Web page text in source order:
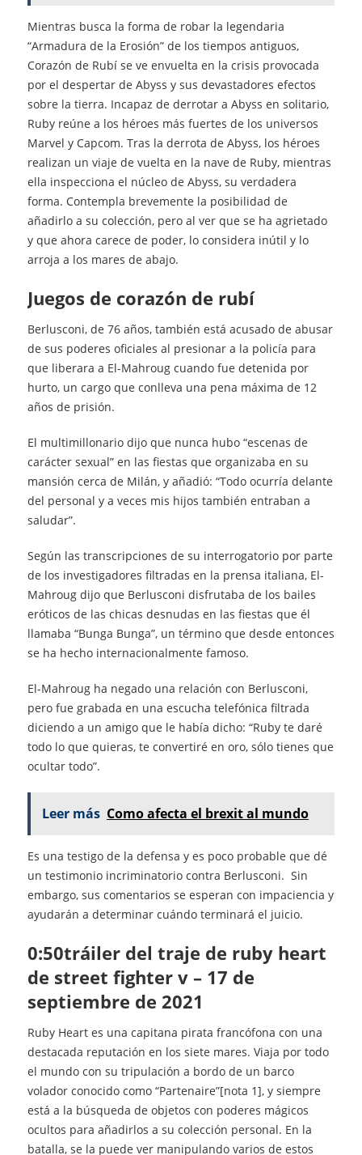
Mientras busca la forma de robar la legendaria
“Armadura de la Erosión” de los tiempos antiguos,
Corazón de Rubí se ve envuelta en la crisis provocada
por el despertar de Abyss y sus devastadores efectos
sobre la tierra. Incapaz de derrotar a Abyss en solitario,
Ruby reúne a los héroes más fuertes de los universos
Marvel y Capcom. Tras la derrota de Abyss, los héroes
realizan un viaje de vuelta en la nave de Ruby, mientras
ella inspecciona el núcleo de Abyss, su verdadera
forma. Contempla brevemente la posibilidad de
añadirlo a su colección, pero al ver que se ha agrietado
y que ahora carece de poder, lo considera inútil y lo
arroja a los mares de abajo.
Juegos de corazón de rubí
Berlusconi, de 76 años, también está acusado de abusar
de sus poderes oficiales al presionar a la policía para
que liberara a El-Mahroug cuando fue detenida por
hurto, un cargo que conlleva una pena máxima de 12
años de prisión.
El multimillonario dijo que nunca hubo “escenas de
carácter sexual” en las fiestas que organizaba en su
mansión cerca de Milán, y añadió: “Todo ocurría delante
del personal y a veces mis hijos también entraban a
saludar”.
Según las transcripciones de su interrogatorio por parte
de los investigadores filtradas en la prensa italiana, El-
Mahroug dijo que Berlusconi disfrutaba de los bailes
eróticos de las chicas desnudas en las fiestas que él
llamaba “Bunga Bunga”, un término que desde entonces
se ha hecho internacionalmente famoso.
El-Mahroug ha negado una relación con Berlusconi,
pero fue grabada en una escucha telefónica filtrada
diciendo a un amigo que le había dicho: “Ruby te daré
todo lo que quieras, te convertiré en oro, sólo tienes que
ocultar todo”.
Leer más Como afecta el brexit al mundo
Es una testigo de la defensa y es poco probable que dé
un testimonio incriminatorio contra Berlusconi. Sin
embargo, sus comentarios se esperan con impaciencia y
ayudarán a determinar cuándo terminará el juicio.
0:50tráiler del traje de ruby heart
de street fighter v – 17 de
septiembre de 2021
Ruby Heart es una capitana pirata francófona con una
destacada reputación en los siete mares. Viaja por todo
el mundo con su tripulación a bordo de un barco
volador conocido como “Partenaire”[nota 1], y siempre
está a la búsqueda de objetos con poderes mágicos
ocultos para añadirlos a su colección personal. En la
batalla, se la puede ver manipulando varios de estos